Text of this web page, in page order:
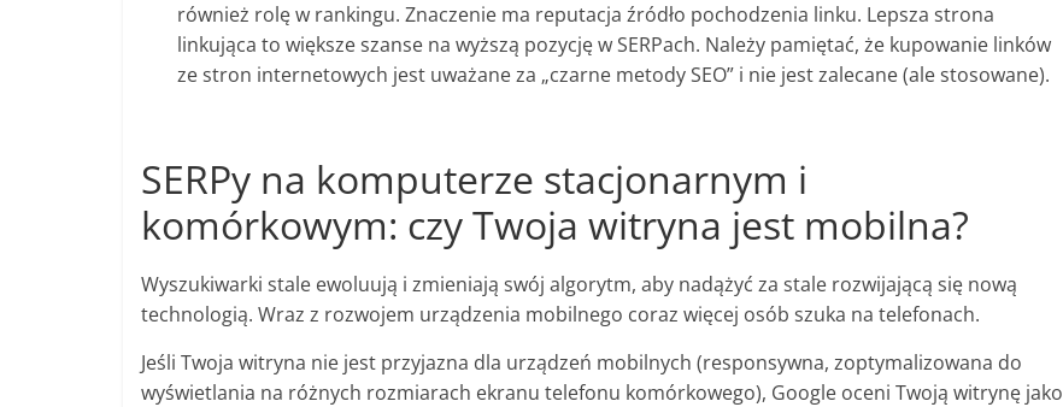
również rolę w rankingu. Znaczenie ma reputacja źródło pochodzenia linku. Lepsza strona
linkująca to większe szanse na wyższą pozycję w SERPach. Należy pamiętać, że kupowanie linków
ze stron internetowych jest uważane za „czarne metody SEO” i nie jest zalecane (ale stosowane).
SERPy na komputerze stacjonarnym i
komórkowym: czy Twoja witryna jest mobilna?
Wyszukiwarki stale ewoluują i zmieniają swój algorytm, aby nadążyć za stale rozwijającą się nową
technologią. Wraz z rozwojem urządzenia mobilnego coraz więcej osób szuka na telefonach.
Jeśli Twoja witryna nie jest przyjazna dla urządzeń mobilnych (responsywna, zoptymalizowana do
wyświetlania na różnych rozmiarach ekranu telefonu komórkowego), Google oceni Twoją witrynę jako